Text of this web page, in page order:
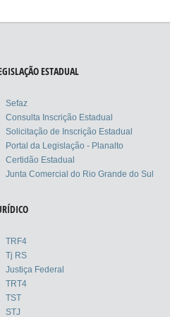
ESTADUAL
Sefaz
Consulta Inscrição Estadual
Solicitação de Inscrição Estadual
Portal da Legislação - Planalto
Certidão Estadual
Junta Comercial do Rio Grande do Sul
TRF4
Tj RS
Justiça Federal
TRT4
TST
STJ